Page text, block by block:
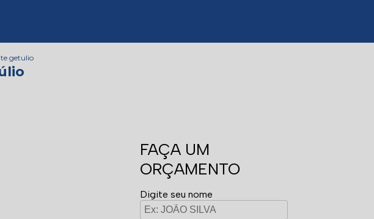
getulio
FAÇA UM
ORÇAMENTO
Digite seu nome